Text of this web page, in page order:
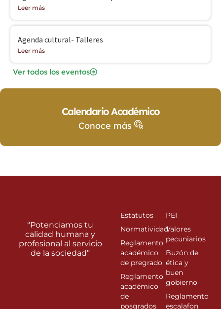
Leer más
Agenda cultural- Talleres
Leer más
Ver todos los eventos
Calendario Académico
Conoce más
“Potenciamos tu
calidad humana y
profesional al servicio
de la sociedad”
Estatutos
Normatividad
Reglamento
académico
de pregrado
Reglamento
académico
de
posgrados
PEI
Valores
pecuniarios
Buzón de
ética y
buen
gobierno
Reglamento
escalafon